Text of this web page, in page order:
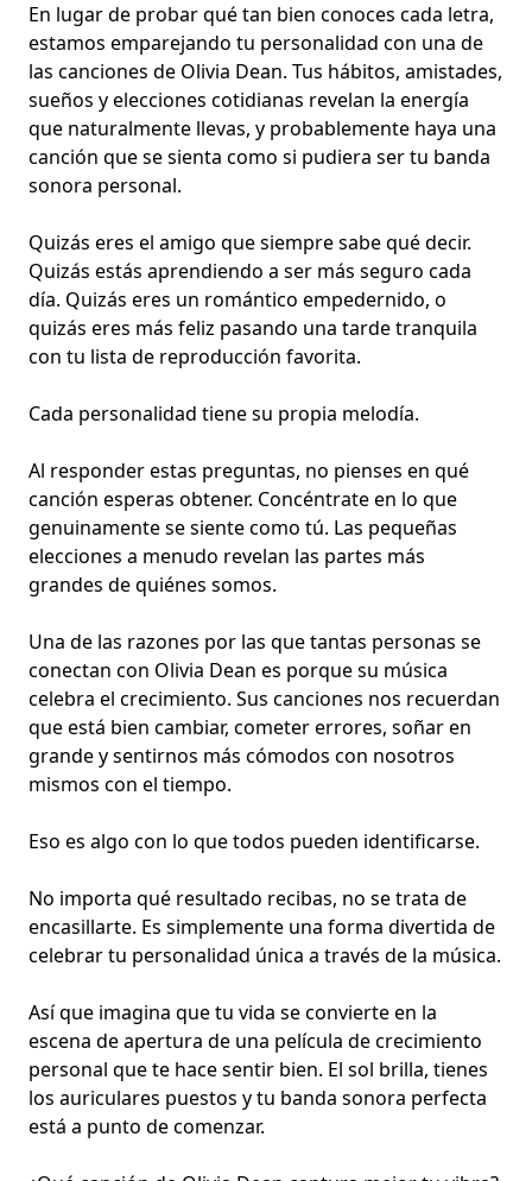
En lugar de probar qué tan bien conoces cada letra,
estamos emparejando tu personalidad con una de
las canciones de Olivia Dean. Tus hábitos, amistades,
sueños y elecciones cotidianas revelan la energía
que naturalmente llevas, y probablemente haya una
canción que se sienta como si pudiera ser tu banda
sonora personal.
Quizás eres el amigo que siempre sabe qué decir.
Quizás estás aprendiendo a ser más seguro cada
día. Quizás eres un romántico empedernido, o
quizás eres más feliz pasando una tarde tranquila
con tu lista de reproducción favorita.
Cada personalidad tiene su propia melodía.
Al responder estas preguntas, no pienses en qué
canción esperas obtener. Concéntrate en lo que
genuinamente se siente como tú. Las pequeñas
elecciones a menudo revelan las partes más
grandes de quiénes somos.
Una de las razones por las que tantas personas se
conectan con Olivia Dean es porque su música
celebra el crecimiento. Sus canciones nos recuerdan
que está bien cambiar, cometer errores, soñar en
grande y sentirnos más cómodos con nosotros
mismos con el tiempo.
Eso es algo con lo que todos pueden identificarse.
No importa qué resultado recibas, no se trata de
encasillarte. Es simplemente una forma divertida de
celebrar tu personalidad única a través de la música.
Así que imagina que tu vida se convierte en la
escena de apertura de una película de crecimiento
personal que te hace sentir bien. El sol brilla, tienes
los auriculares puestos y tu banda sonora perfecta
está a punto de comenzar.